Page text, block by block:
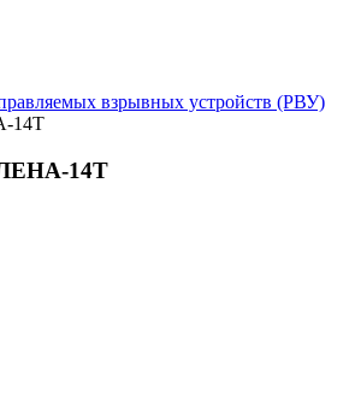
взрывных устройств (РВУ)
14Т
14Т